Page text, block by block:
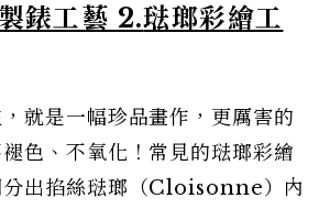
錶工藝 2.琺瑯彩繪工
就是一幅珍品畫作，更厲害的
色、不氧化！常見的琺瑯彩繪
分出掐絲琺瑯（Cloisonne）內